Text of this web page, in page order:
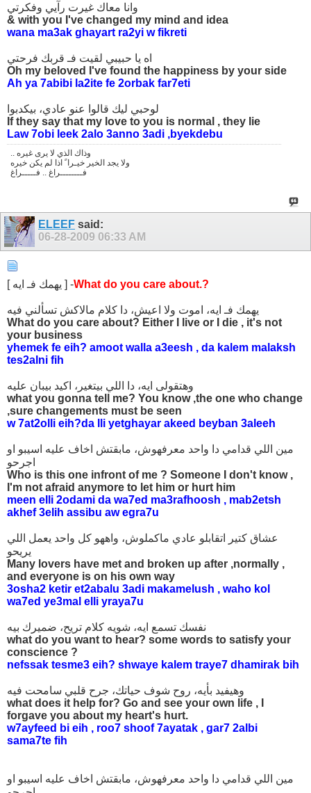
وانا معاك غيرت رآيي وفكرتي
& with you I've changed my mind and idea
wana ma3ak ghayart ra2yi w fikreti
اه يا حبيبي لقيت فـ قربك فرحتي
Oh my beloved I've found the happiness by your side
Ah ya 7abibi la2ite fe 2orbak far7eti
لوحبي ليك قالوا عنو عادي، بيكدبوا
If they say that my love to you is normal , they lie
Law 7obi leek 2alo 3anno 3adi ,byekdebu
.. وذاك الذي لا يرى غيره
ولا يجد الخير خيـرا ً اذا لم يكن خيره
فــــــــراغ .. فـــــراغ
ELEEF said:
06-28-2009 06:33 AM
[ يهمك فـ ايه ] -What do you care about.?
يهمك فـ ايه، اموت ولا اعيش، دا كلام مالاكش تسألني فيه
What do you care about? Either I live or I die , it's not
your business
yhemek fe eih? amoot walla a3eesh , da kalem malaksh
tes2alni fih
وهتقولى ايه، دا اللي بيتغير، اكيد بيبان عليه
what you gonna tell me? You know ,the one who change
,sure changements must be seen
w 7at2olli eih?da lli yetghayar akeed beyban 3aleeh
مين اللي قدامي دا واحد معرفهوش، مابقتش اخاف عليه اسيبو او
اجرحو
Who is this one infront of me ? Someone I don't know ,
I'm not afraid anymore to let him or hurt him
meen elli 2odami da wa7ed ma3rafhoosh , mab2etsh
akhef 3elih assibu aw egra7u
عشاق كتير اتقابلو عادي ماكملوش، واههو كل واحد يعمل اللي
يريحو
Many lovers have met and broken up after ,normally ,
and everyone is on his own way
3osha2 ketir et2abalu 3adi makamelush , waho kol
wa7ed ye3mal elli yraya7u
نفسك تسمع ايه، شويه كلام تريح، ضميرك بيه
what do you want to hear? some words to satisfy your
conscience ?
nefssak tesme3 eih? shwaye kalem traye7 dhamirak bih
وهيفيد بأيه، روح شوف حياتك، جرح قلبي سامحت فيه
what does it help for? Go and see your own life , I
forgave you about my heart's hurt.
w7ayfeed bi eih , roo7 shoof 7ayatak , gar7 2albi
sama7te fih
مين اللي قدامي دا واحد معرفهوش، مابقتش اخاف عليه اسيبو او